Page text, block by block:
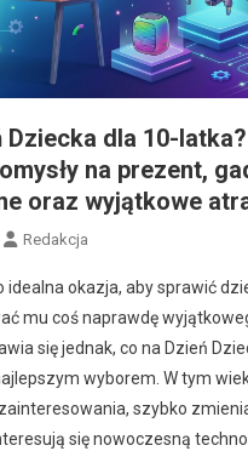
Dziecka dla 10-latka?
na prezent,
oraz wyjątkowe
Redakcja
idealna okazja, aby sprawić
mu coś naprawdę
się jednak, co na Dzień
wyborem. W tym
szybko
się nowoczesną